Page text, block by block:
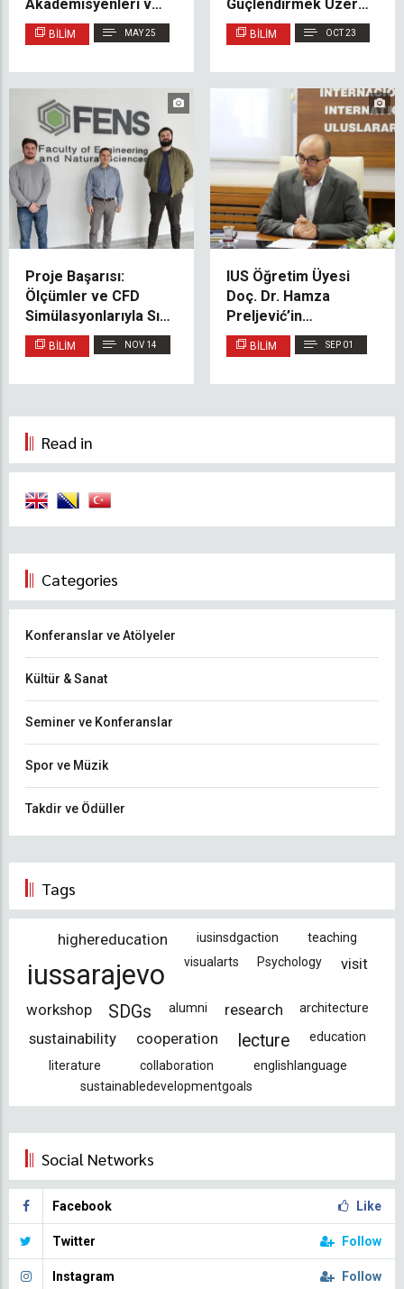
Akademisyenleri ve
Sektör Temsilcilerini
Bir Araya Getirdi
BILIM MAY 25
Güçlendirmek Üzere
Mutabakat Zaptı
İmzaladı
BILIM OCT 23
Proje Başarısı:
Ölçümler ve CFD
Simülasyonlarıyla Sınıf
İçi Hava Arıtımının
Optimize Edilmesi
BILIM NOV 14
IUS Öğretim Üyesi
Doç. Dr. Hamza
Preljević’in
Koordinatörlüğünü
Yaptığı Proje, Dünyaca
Yayımlandı
BILIM SEP 01
Read in
Categories
Konferanslar ve Atölyeler
Kültür & Sanat
Seminer ve Konferanslar
Spor ve Müzik
Takdir ve Ödüller
Tags
highereducation iusinsdgaction teaching
iussarajevo visualarts Psychology visit
workshop SDGs alumni research architecture
sustainability cooperation lecture
education
literature
collaboration
englishlanguage
sustainabledevelopmentgoals
Social Networks
Facebook Like
Twitter Follow
Instagram Follow